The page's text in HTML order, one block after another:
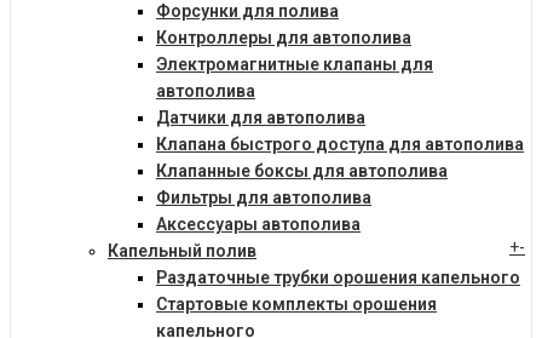
Форсунки для полива
Контроллеры для автополива
Электромагнитные клапаны для
автополива
Датчики для автополива
Клапана быстрого доступа для автополива
Клапанные боксы для автополива
Фильтры для автополива
Аксессуары автополива
Капельный полив
+-
Раздаточные трубки орошения капельного
Стартовые комплекты орошения
капельного